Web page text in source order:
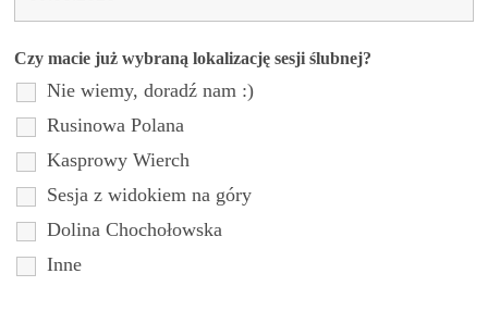
Czy macie już wybraną lokalizację sesji ślubnej?
Nie wiemy, doradź nam :)
Rusinowa Polana
Kasprowy Wierch
Sesja z widokiem na góry
Dolina Chochołowska
Inne